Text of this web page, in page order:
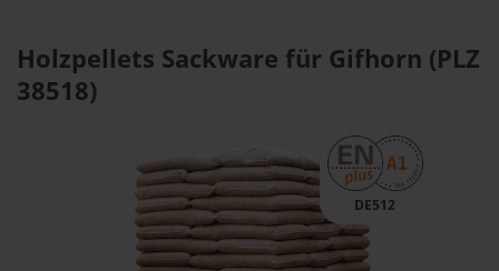
Holzpellets Sackware für Gifhorn (PLZ
38518)
DE512